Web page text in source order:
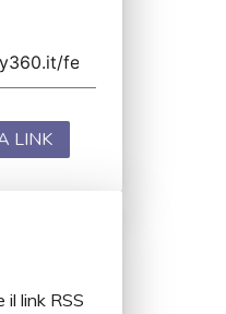
LINK
il link RSS